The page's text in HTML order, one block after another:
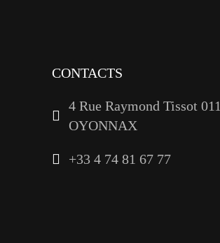
CONTACTS
4 Rue Raymond Tissot
OYONNAX
+33 4 74 81 67 77